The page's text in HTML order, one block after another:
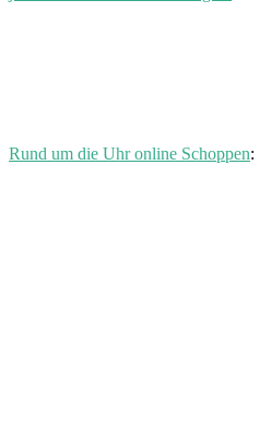
Rund um die Uhr online Schoppen: